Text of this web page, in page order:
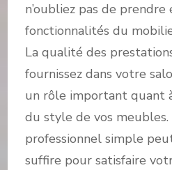
n’oubliez pas de
fonctionnalités du
La qualité des
fournissez dans votre
un rôle important quant
du style de vos
professionnel simple
suffire pour satisfaire